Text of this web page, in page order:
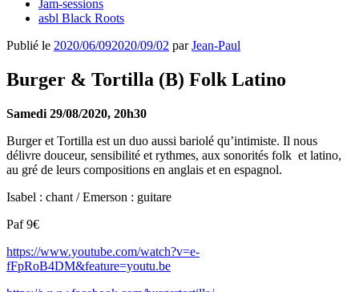
Jam-sessions
asbl Black Roots
Publié le 2020/06/092020/09/02 parJean-Paul
Burger & Tortilla (B) Folk Latino
Samedi 29/08/2020, 20h30
Burger et Tortilla est un duo aussi bariolé qu’intimiste. Il nous
délivre douceur, sensibilité et rythmes, aux sonorités folk et latino,
au gré de leurs compositions en anglais et en espagnol.
Isabel : chant / Emerson : guitare
Paf 9€
https://www.youtube.com/watch?v=e-
fFpRoB4DM&feature=youtu.be